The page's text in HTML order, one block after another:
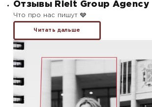
Отзывы Rielt Group Agency
Что про нас пишут 🩶
Читать дальше